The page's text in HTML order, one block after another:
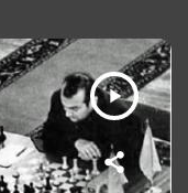
play_arrow